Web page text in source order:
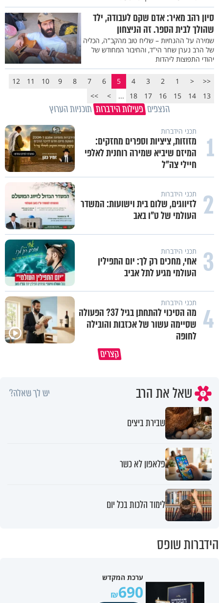
סיון רהב מאיר: אדם שקם לעבודה, ילד
שהולך לבית הספר. זה הניצחון
שמירה על ההנחיות – שליח טוב מהקב"ה, הכליה
של הרב נערן שחר הי"ד, והחיבור המחודש של
יהודי התפוצות ליהדות
<<
<
1
2
3
4
5
6
7
8
9
10
11
12
13
14
15
16
17
18
...
>
>>
הנצפים פעילות הידברות תוכניות הערוץ
1 תכני הידברות
מזוזות, ציציות וספרים מחזקים:
המיזם שיביא שמירה רוחנית לאלפי
חיילי צה"ל
2 תכני הידברות
לזיווגים, שלום בית וישועות: המשדר
העולמי של ט"ו באב
3 תכני הידברות
אחי, מחכים רק לך: יום התפילין
העולמי מגיע לתל אביב
4 תכני הידברות
מה הסיכוי להתחתן בגיל 37? הפעולה
שסיימה עשור של אכזבות והובילה
לחופה
קצרים
שאל את הרב יש לך שאלה?
שבירת ביצים
פלאפון לא כשר
לימוד הלכות בכל יום
הידברות שופס
ערכת המקדש
690